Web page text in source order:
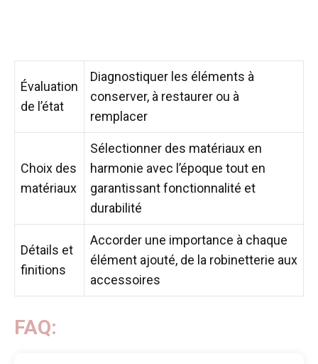
Évaluation
de l’état
Diagnostiquer les éléments à
conserver, à restaurer ou à
remplacer
Choix des
matériaux
Sélectionner des matériaux en
harmonie avec l’époque tout en
garantissant fonctionnalité et
durabilité
Détails et
finitions
Accorder une importance à chaque
élément ajouté, de la robinetterie aux
accessoires
FAQ: